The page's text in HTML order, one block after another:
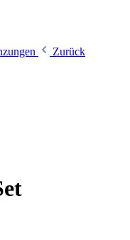
Zurück